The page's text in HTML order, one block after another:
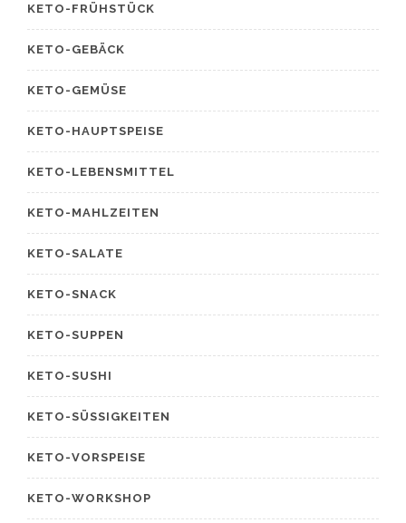
KETO-FRÜHSTÜCK
KETO-GEBÄCK
KETO-GEMÜSE
KETO-HAUPTSPEISE
KETO-LEBENSMITTEL
KETO-MAHLZEITEN
KETO-SALATE
KETO-SNACK
KETO-SUPPEN
KETO-SUSHI
KETO-SÜSSIGKEITEN
KETO-VORSPEISE
KETO-WORKSHOP